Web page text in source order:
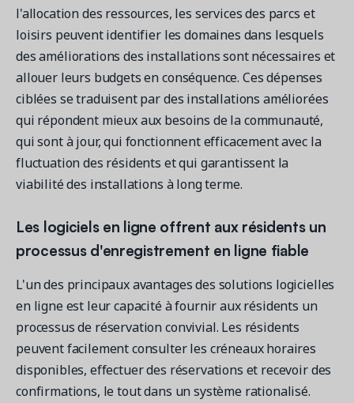
l'allocation des ressources, les services des parcs et
loisirs peuvent identifier les domaines dans lesquels
des améliorations des installations sont nécessaires et
allouer leurs budgets en conséquence. Ces dépenses
ciblées se traduisent par des installations améliorées
qui répondent mieux aux besoins de la communauté,
qui sont à jour, qui fonctionnent efficacement avec la
fluctuation des résidents et qui garantissent la
viabilité des installations à long terme.
Les logiciels en ligne offrent aux résidents un
processus d'enregistrement en ligne fiable
L'un des principaux avantages des solutions logicielles
en ligne est leur capacité à fournir aux résidents un
processus de réservation convivial. Les résidents
peuvent facilement consulter les créneaux horaires
disponibles, effectuer des réservations et recevoir des
confirmations, le tout dans un système rationalisé.